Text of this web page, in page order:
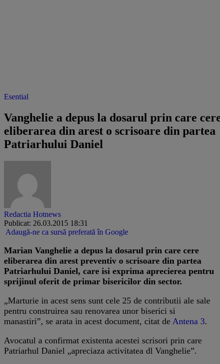
Esential
Vanghelie a depus la dosarul prin care
eliberarea din arest o scrisoare din partea
Patriarhului Daniel
Redactia Hotnews
Publicat: 26.03.2015 18:31
Adaugă-ne ca sursă preferată în Google
Marian Vanghelie a depus la dosarul prin care cere
eliberarea din arest preventiv o scrisoare din partea
Patriarhului Daniel, care isi exprima aprecierea pentru
sprijinul oferit de primar bisericilor din sector.
„Marturie in acest sens sunt cele 25 de contributii ale sale
pentru construirea sau renovarea unor biserici si
manastiri”, se arata in acest document, citat de Antena 3.
Avocatul a confirmat existenta acestei scrisori prin care
Patriarhul Daniel „apreciaza activitatea dl Vanghelie”.